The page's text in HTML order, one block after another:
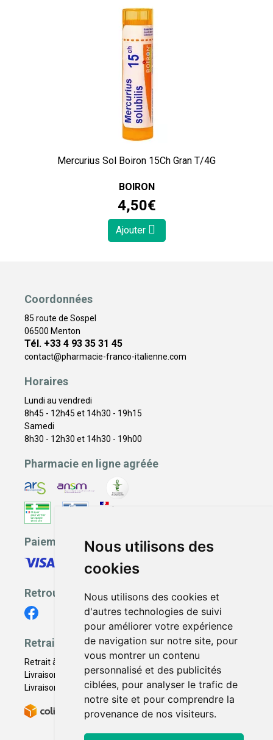
Nous utilisons des
cookies
Nous utilisons des cookies et
d'autres technologies de suivi
pour améliorer votre expérience
de navigation sur notre site, pour
vous montrer un contenu
personnalisé et des publicités
ciblées, pour analyser le trafic de
notre site et pour comprendre la
provenance de nos visiteurs.
Mercurius Sol Boiron 15Ch Gran T/4G
BOIRON
4,50€
Ajouter
Coordonnées
85 route de Sospel
06500 Menton
Tél. +33 4 93 35 31 45
contact@pharmacie-franco-italienne.com
Horaires
Lundi au vendredi
8h45 - 12h45 et 14h30 - 19h15
Samedi
8h30 - 12h30 et 14h30 - 19h00
Pharmacie en ligne agréée
Paiement sécurisé
Retrouvez-nous
Retrait - Livraison
Retrait à la pharmacie - Click & Collect
Livraison en Point Relais
Livraison à domicile